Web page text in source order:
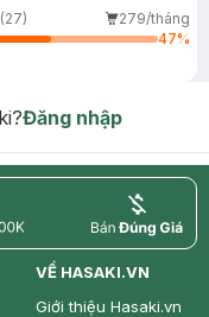
(27)
279/tháng
47%
Đăng nhập
price
VỀ HASAKI.VN
Giới thiệu Hasaki.vn